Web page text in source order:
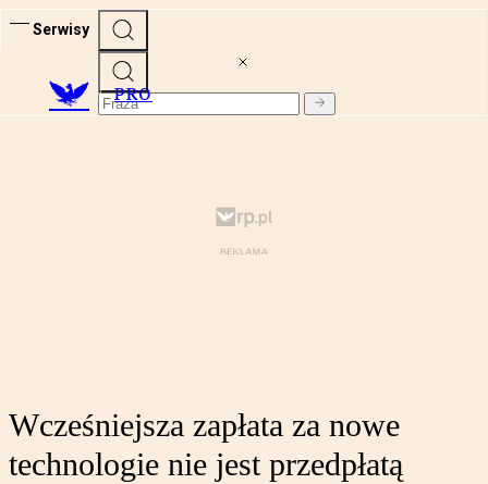
Serwisy
PRO
Wcześniejsza zapłata za nowe
technologie nie jest przedpłatą